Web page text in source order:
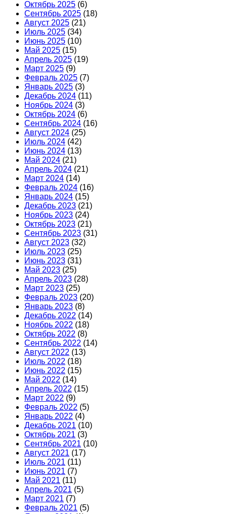
Октябрь 2025 (6)
Сентябрь 2025 (18)
Август 2025 (21)
Июль 2025 (34)
Июнь 2025 (10)
Май 2025 (15)
Апрель 2025 (19)
Март 2025 (9)
Февраль 2025 (7)
Январь 2025 (3)
Декабрь 2024 (11)
Ноябрь 2024 (3)
Октябрь 2024 (6)
Сентябрь 2024 (16)
Август 2024 (25)
Июль 2024 (42)
Июнь 2024 (13)
Май 2024 (21)
Апрель 2024 (21)
Март 2024 (14)
Февраль 2024 (16)
Январь 2024 (15)
Декабрь 2023 (21)
Ноябрь 2023 (24)
Октябрь 2023 (21)
Сентябрь 2023 (31)
Август 2023 (32)
Июль 2023 (25)
Июнь 2023 (31)
Май 2023 (25)
Апрель 2023 (28)
Март 2023 (25)
Февраль 2023 (20)
Январь 2023 (8)
Декабрь 2022 (14)
Ноябрь 2022 (18)
Октябрь 2022 (8)
Сентябрь 2022 (14)
Август 2022 (13)
Июль 2022 (18)
Июнь 2022 (15)
Май 2022 (14)
Апрель 2022 (15)
Март 2022 (9)
Февраль 2022 (5)
Январь 2022 (4)
Декабрь 2021 (10)
Октябрь 2021 (3)
Сентябрь 2021 (10)
Август 2021 (17)
Июль 2021 (11)
Июнь 2021 (7)
Май 2021 (11)
Апрель 2021 (5)
Март 2021 (7)
Февраль 2021 (5)